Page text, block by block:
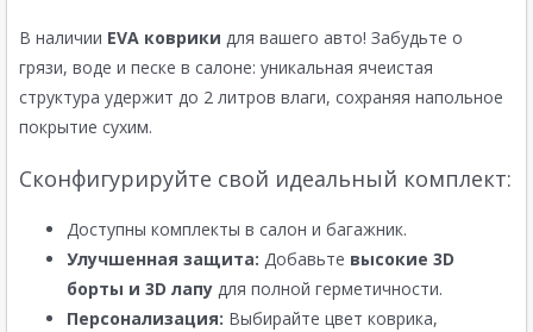
В наличии EVA коврики для вашего авто! Забудьте о
грязи, воде и песке в салоне: уникальная ячеистая
структура удержит до 2 литров влаги, сохраняя напольное
покрытие сухим.
Сконфигурируйте свой идеальный комплект:
Доступны комплекты в салон и багажник.
Улучшенная защита: Добавьте высокие 3D
борты и 3D лапу для полной герметичности.
Персонализация: Выбирайте цвет коврика,